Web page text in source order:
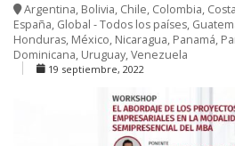
Argentina, Bolivia, Chile, Colombia,
España, Global - Todos los países,
Honduras, México, Nicaragua, Panamá,
Dominicana, Uruguay,Venezuela
19 septiembre, 2022